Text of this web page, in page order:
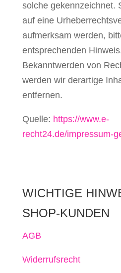
solche gekennzeichnet.
auf eine
aufmerksam werden,
entsprechenden
Bekanntwerden von
werden wir derartige
entfernen.
Quelle: https://www.e-
recht24.de/impressum-
WICHTIGE
SHOP-KUNDEN
AGB
Widerrufsrecht